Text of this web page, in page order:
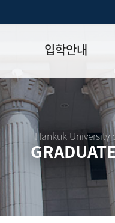
입학안내
모집일정
모집요강
입시 공지사항
학부-대학원 연계과정
석·박사 통합 학위과정
박사후 연구과정
Hankuk University